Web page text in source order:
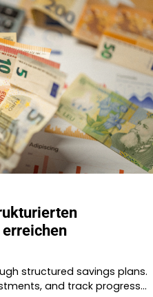
structured savings plans.
and track progress…